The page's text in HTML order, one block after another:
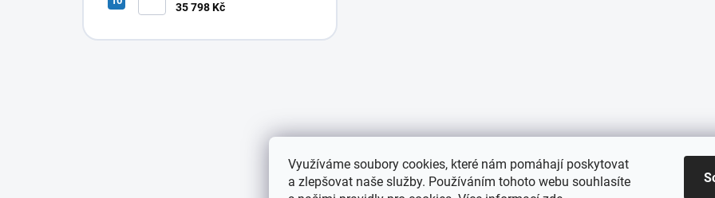
Využíváme soubory cookies, které nám pomáhají poskytovat
a zlepšovat naše služby. Používáním tohoto webu souhlasíte
35 798 Kč